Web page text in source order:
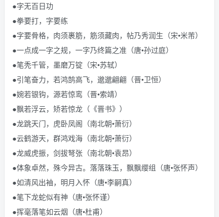
●字无百日功
●拳要打，字要练
●字要骨格，肉须裹筋，筋须藏肉，帖乃秀润生（宋•米芾）
●一点成一字之规，一字乃终篇之准（唐•孙过庭）
●笔秃千管，墨磨万锭（宋•苏轼）
●引笔奋力，若鸿鹄高飞，邈邈翩翩（晋•卫恒）
●婉若银钩，源若惊鸾（晋•索靖）
●飘若浮云，矫若惊龙（《晋书》）
●龙跳天门，虎卧凤阁（南北朝•萧衍）
●云鹤游天，群鸿戏海（南北朝•萧衍）
●龙威虎振，剑拔弩张（南北朝•袁昂）
●体象卓然，殊今异古。落落珠玉，飘飘缨组（唐•张怀声）
●如清风出袖，明月入怀（唐•李嗣真）
●笔下龙蛇似有神（唐•张怀谨）
●挥毫落笔如云烟（唐•杜甫）